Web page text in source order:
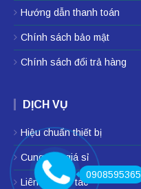
Hướng dẫn thanh toán
Chính sách bảo mật
Chính sách đổi trả hàng
DỊCH VỤ
Hiệu chuẩn thiết bị
Cung cấp giá sỉ
Liên hệ hợp tác
0908595365